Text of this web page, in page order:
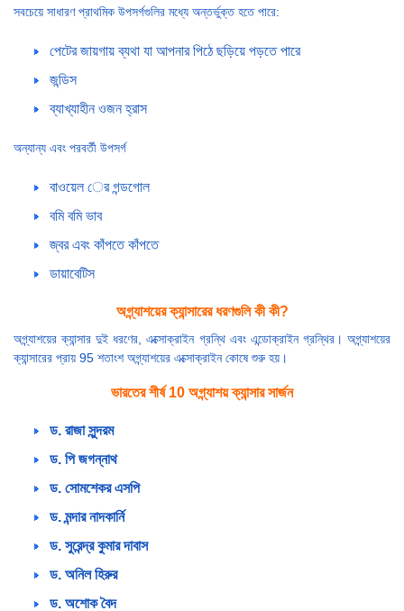
সবচেয়ে সাধারণ প্রাথমিক উপসর্গগুলির মধ্যে অন্তর্ভুক্ত হতে পারে:
পেটের জায়গায় ব্যথা যা আপনার পিঠে ছড়িয়ে পড়তে পারে
জন্ডিস
ব্যাখ্যাহীন ওজন হ্রাস
অন্যান্য এবং পরবর্তী উপসর্গ
বাওয়েল ের গন্ডগোল
বমি বমি ভাব
জ্বর এবং কাঁপতে কাঁপতে
ডায়াবেটিস
অগ্ন্যাশয়ের ক্যান্সারের ধরণগুলি কী কী?
অগ্ন্যাশয়ের ক্যান্সার দুই ধরণের, এক্সোক্রাইন গ্রন্থি এবং এন্ডোক্রাইন গ্রন্থির। অগ্ন্যাশয়ের
ক্যান্সারের প্রায় 95 শতাংশ অগ্ন্যাশয়ের এক্সোক্রাইন কোষে শুরু হয়।
ভারতের শীর্ষ 10 অগ্ন্যাশয় ক্যান্সার সার্জন
ড. রাজা সুন্দরম
ড. পি জগন্নাথ
ড. সোমশেকর এসপি
ড. মন্দার নাদকার্নি
ড. সুরেন্দ্র কুমার দাবাস
ড. অনিল হিরুর
ড. অশোক বৈদ